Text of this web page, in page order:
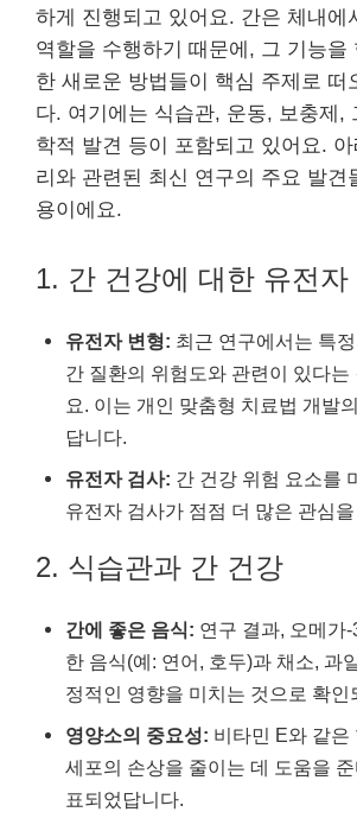
하게 진행되고 있어요. 간은 체내에
역할을 수행하기 때문에, 그 기능을
한 새로운 방법들이 핵심 주제로 떠
다. 여기에는 식습관, 운동, 보충제,
학적 발견 등이 포함되고 있어요.
리와 관련된 최신 연구의 주요 발견
용이에요.
1. 간 건강에 대한 유전자
유전자 변형: 최근 연구에서는 특
간 질환의 위험도와 관련이 있다는
요. 이는 개인 맞춤형 치료법 개발
답니다.
유전자 검사: 간 건강 위험 요소를
유전자 검사가 점점 더 많은 관심을
2. 식습관과 간 건강
간에 좋은 음식: 연구 결과, 오메가
한 음식(예: 연어, 호두)과 채소, 과
정적인 영향을 미치는 것으로 확인
영양소의 중요성: 비타민 E와 같은
세포의 손상을 줄이는 데 도움을
표되었답니다.